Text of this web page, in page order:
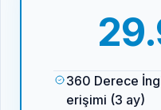
360 Derece
erişimi (3 ay)